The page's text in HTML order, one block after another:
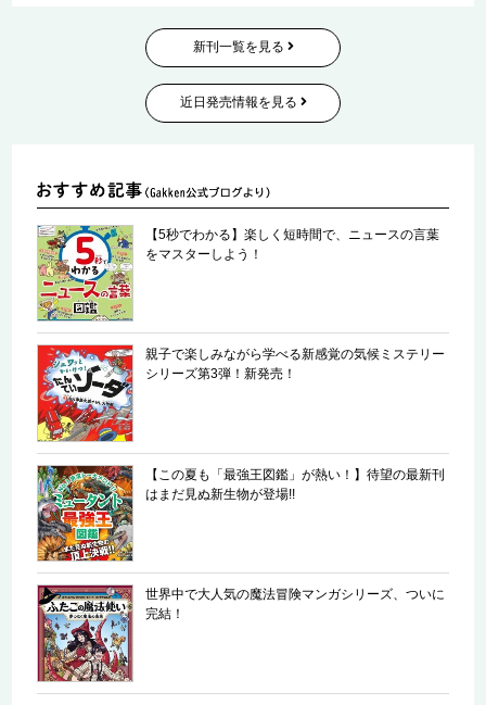
新刊一覧を見る
近日発売情報を見る
【5秒でわかる】楽しく短時間で、ニュースの言葉
をマスターしよう！
親子で楽しみながら学べる新感覚の気候ミステリー
シリーズ第3弾！新発売！
【この夏も「最強王図鑑」が熱い！】待望の最新刊
はまだ見ぬ新生物が登場!!
世界中で大人気の魔法冒険マンガシリーズ、ついに
完結！